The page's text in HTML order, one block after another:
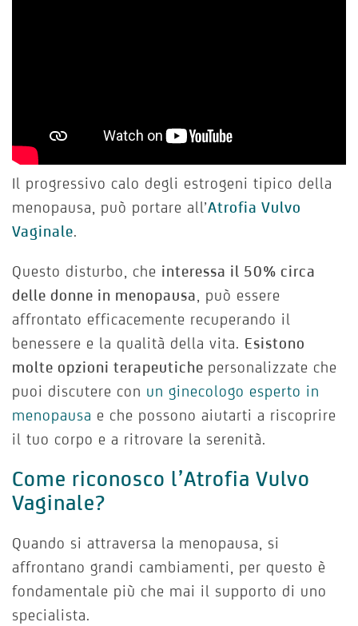
Il progressivo calo degli estrogeni tipico della
menopausa, può portare all’Atrofia Vulvo
Vaginale.
Questo disturbo, che interessa il 50% circa
delle donne in menopausa , può essere
affrontato efficacemente recuperando il
benessere e la qualità della vita. Esistono
molte opzioni terapeutiche personalizzate che
puoi discutere con un ginecologo esperto in
menopausa e che possono aiutarti a riscoprire
il tuo corpo e a ritrovare la serenità.
Come riconosco l’Atrofia Vulvo
Vaginale?
Quando si attraversa la menopausa, si
affrontano grandi cambiamenti, per questo è
fondamentale più che mai il supporto di uno
specialista.